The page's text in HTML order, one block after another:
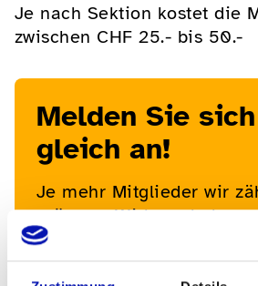
Je nach Sektion kostet die
zwischen CHF 25.- bis 50.-
Melden Sie
gleich an!
Je mehr Mitglieder wir
grössere Wirkung haben
Werden Sie Mitglied
freuen uns auf Ihre